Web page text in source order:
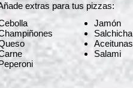
extras para tus pizzas:​​
Jamón
Salchicha
Aceitunas
Salami